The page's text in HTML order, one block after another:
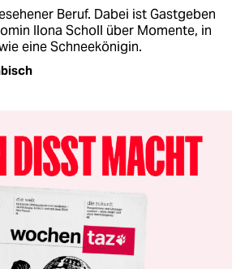
Beruf. Dabei ist Gastgeben
Ilona Scholl über Momente, in
eine Schneekönigin.